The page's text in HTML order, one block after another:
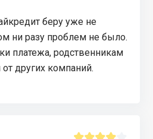
беру уже не
ни разу проблем не было.
платежа, родственникам
других компаний.